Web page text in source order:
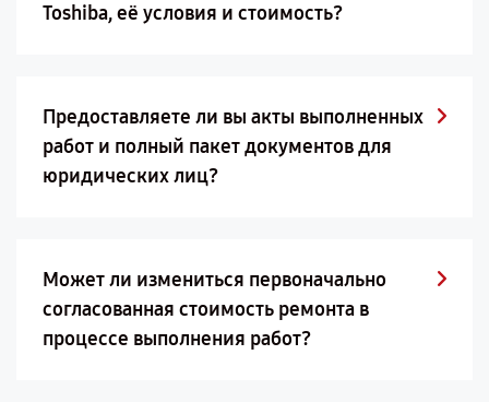
Toshiba, её условия и стоимость?
Предоставляете ли вы акты выполненных
работ и полный пакет документов для
юридических лиц?
Может ли измениться первоначально
согласованная стоимость ремонта в
процессе выполнения работ?